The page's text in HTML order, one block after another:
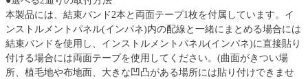
本製品には、結束バンド2本と両面テープ1枚を付属しています。イ
ンストルメントパネル(インパネ)内の配線と一緒にまとめる場合には
結束バンドを使用し、インストルメントパネル(インパネ)に直接貼り
付ける場合には両面テープを使用してください。(曲面がきつい場
所、植毛地や布地面、大きな凹凸がある場所には貼り付けできませ